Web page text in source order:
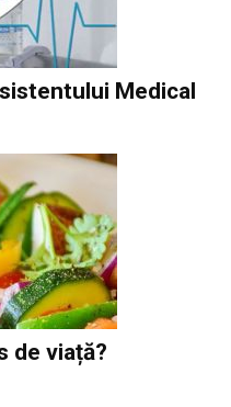
Medical
de viață?